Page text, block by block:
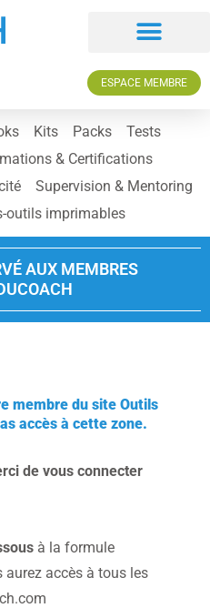
ESPACE MEMBRE
Kits Packs
Tests
& Certifications
Supervision & Mentoring
outils imprimables
AUX MEMBRES
membre du site Outils
accès à cette zone.
de vous connecter
à la formule
aurez accès à tous les